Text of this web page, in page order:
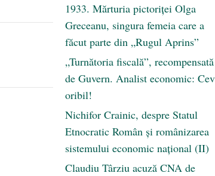
1933. Mărturia pictoriței Olga
Greceanu, singura femeia care a
făcut parte din „Rugul Aprins”
„Turnătoria fiscală”, recompensată
de Guvern. Analist economic:
oribil!
Nichifor Crainic, despre Statul
Etnocratic Român şi românizarea
sistemului economic naţional (II)
Claudiu Târziu acuză CNA de